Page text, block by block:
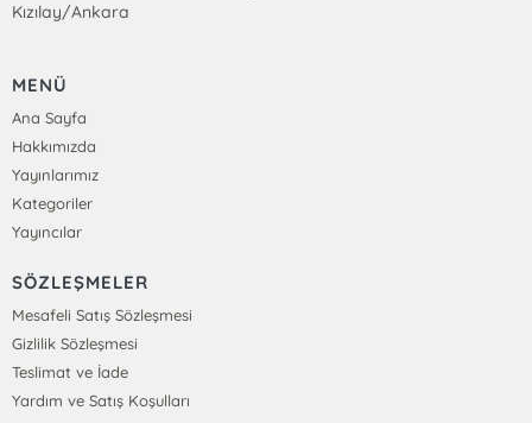
Kızılay/Ankara
MENÜ
Ana Sayfa
Hakkımızda
Yayınlarımız
Kategoriler
Yayıncılar
SÖZLEŞMELER
Mesafeli Satış Sözleşmesi
Gizlilik Sözleşmesi
Teslimat ve İade
Yardım ve Satış Koşulları